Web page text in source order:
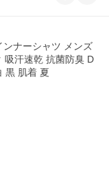
ンナーシャツ メンズ
吸汗速乾 抗菌防臭 D
黒 肌着 夏